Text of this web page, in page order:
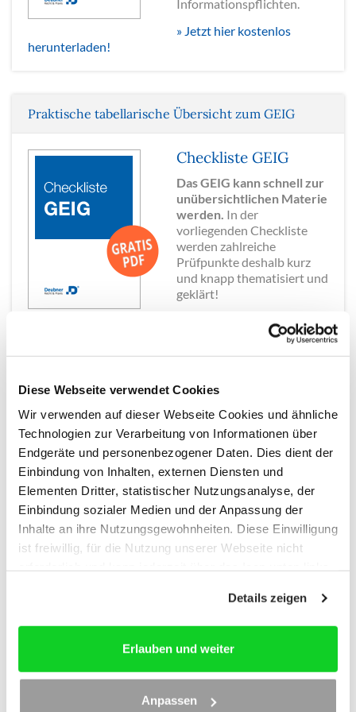
Diese Webseite verwendet Cookies
Wir verwenden auf dieser Webseite Cookies und ähnliche
Technologien zur Verarbeitung von Informationen über
Endgeräte und personenbezogener Daten. Dies dient der
Einbindung von Inhalten, externen Diensten und
Elementen Dritter, statistischer Nutzungsanalyse, der
Einbindung sozialer Medien und der Anpassung der
Inhalte an ihre Nutzungsgewohnheiten. Diese Einwilligung
ist freiwillig, für die Nutzung unserer Webseite nicht
und imImpressum
Details zeigen
Erlauben und weiter
Anpassen
Informationspflichten.
» Jetzt hier kostenlos
herunterladen!
Praktische tabellarische Übersicht zum GEIG
Checkliste GEIG
Das GEIG kann schnell zur
unübersichtlichen Materie
werden. In der
vorliegenden Checkliste
werden zahlreiche
Prüfpunkte deshalb kurz
und knapp thematisiert und
geklärt!
» Jetzt hier kostenlos
Empfehlungen der Redaktion
Erfolg in Baustreitigkeiten online